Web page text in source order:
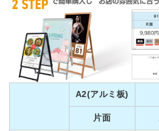
A2(アルミ板)
片面